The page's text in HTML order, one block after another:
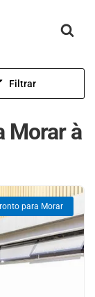
Filtrar
Morar à
para Morar